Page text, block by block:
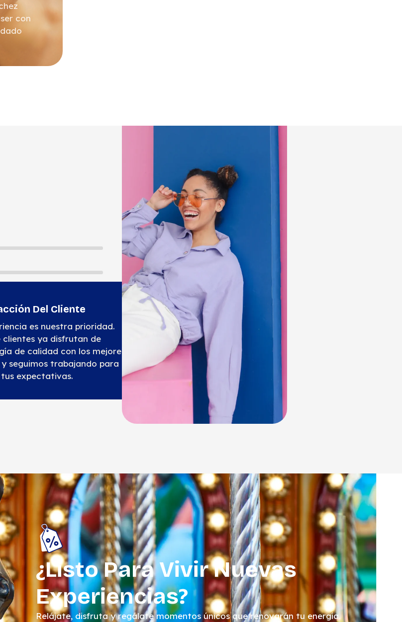
con
Del Cliente
es nuestra prioridad.
clientes ya disfrutan de
de calidad con los mejores
y seguimos trabajando para
expectativas.
¿Listo Para Vivir Nuevas
Experiencias?
Relájate, disfruta y regálate momentos únicos que renovarán tu energía.